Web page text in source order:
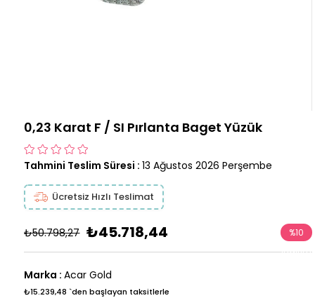
0,23 Karat F / SI Pırlanta Baget Yüzük
Tahmini Teslim Süresi : 13 Ağustos 2026 Perşembe
Ücretsiz Hızlı Teslimat
₺50.798,27 ₺45.718,44 %10
İndirim
Marka : Acar Gold
₺15.239,48 `den başlayan taksitlerle